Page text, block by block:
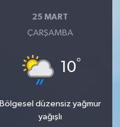
25 MART
ÇARŞAMBA
10°
Bölgesel düzensiz yağmur
yağışlı